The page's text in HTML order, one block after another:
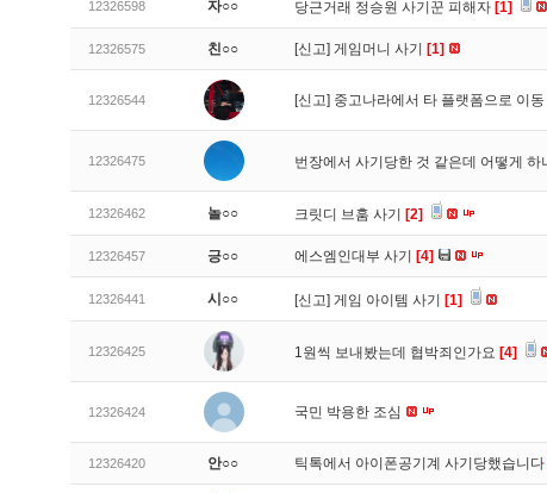
12326598 자○○ 당근거래 정승원 사기꾼 피해자 [1]
12326575 친○○ [신고] 게임머니 사기 [1]
12326544 [신고] 중고나라에서 타 플랫폼으로 이동
12326475 번장에서 사기당한 것 같은데 어떻게 하
12326462 놀○○ 크릿디 브훔 사기 [2]
12326457 긍○○ 에스엠인대부 사기 [4]
12326441 시○○ [신고] 게임 아이템 사기 [1]
12326425 1원씩 보내봤는데 협박죄인가요 [4]
12326424 국민 박용한 조심
12326420 안○○ 틱톡에서 아이폰공기계 사기당했습니다